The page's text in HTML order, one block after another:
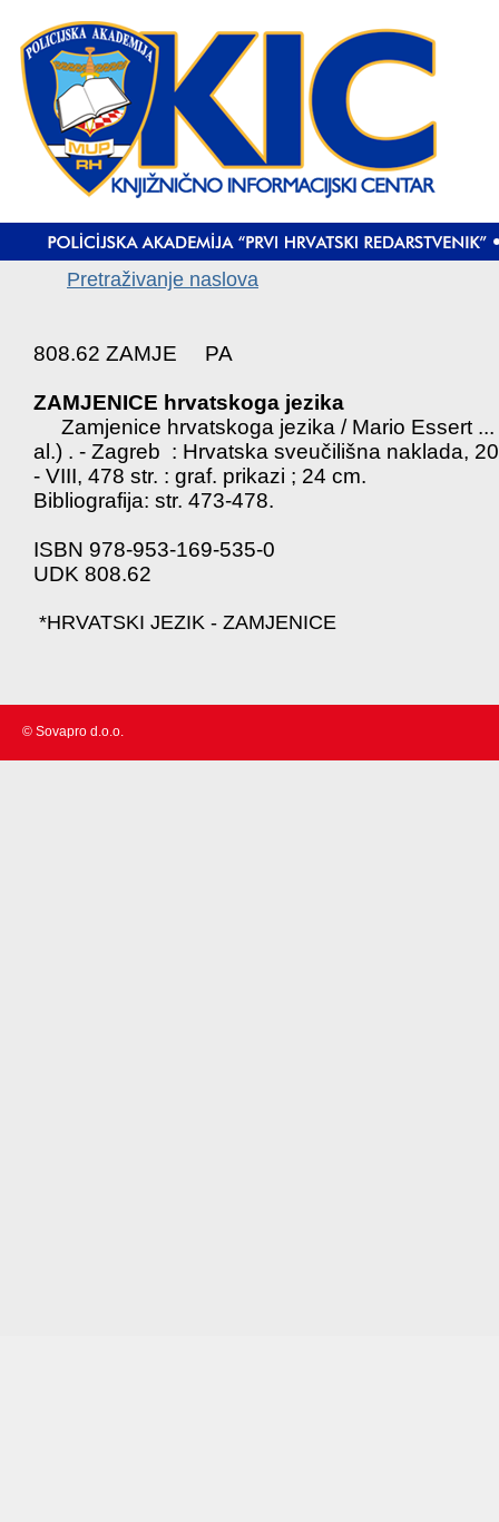
Pretraživanje naslova
808.62 ZAMJE PA
ZAMJENICE hrvatskoga jezika
Zamjenice hrvatskoga jezika / Mario Essert ...
al.) . - Zagreb : Hrvatska sveučilišna naklada,
- VIII, 478 str. : graf. prikazi ; 24 cm.
Bibliografija: str. 473-478.
ISBN 978-953-169-535-0
UDK 808.62
*HRVATSKI JEZIK - ZAMJENICE
© Sovapro d.o.o.